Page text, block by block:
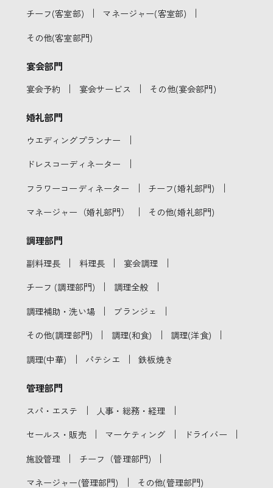
チーフ(客室部) ｜ マネージャー(客室部) ｜
その他(客室部門)
宴会部門
宴会予約 ｜ 宴会サービス ｜ その他(宴会部門)
婚礼部門
ウエディングプランナー ｜
ドレスコーディネーター ｜
フラワーコーディネーター ｜ チーフ(婚礼部門) ｜
マネージャー（婚礼部門） ｜ その他(婚礼部門)
調理部門
副料理長 ｜ 料理長 ｜ 宴会調理 ｜
チーフ (調理部門) ｜ 調理全般 ｜
調理補助・洗い場 ｜ ブランジェ ｜
その他(調理部門) ｜ 調理(和食) ｜ 調理(洋食) ｜
調理(中華) ｜ パテシエ ｜ 鉄板焼き
管理部門
スパ・エステ ｜ 人事・総務・経理 ｜
セールス・販売 ｜ マーケティング ｜ ドライバー ｜
施設管理 ｜ チーフ（管理部門) ｜
マネージャー(管理部門) ｜ その他(管理部門)